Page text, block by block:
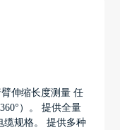
伸缩长度测量 任
）。 提供全量
缆规格。 提供多种